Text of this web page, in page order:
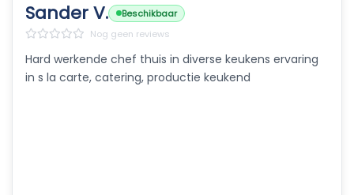
Sander V.
Beschikbaar
Nog geen reviews
Hard werkende chef thuis in diverse keukens ervaring
in s la carte, catering, productie keukend